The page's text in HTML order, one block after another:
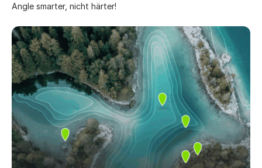
Angle smarter, nicht härter!